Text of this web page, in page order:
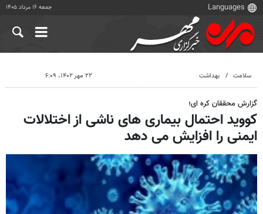
جمعه ۱۶ مرداد ۱۴۰۵
سلامت بهداشت ۲۲ مهر ۱۴۰۲، ۶:۰۹
گزارش محققان کره ای؛
کووید احتمال بیماری های ناشی از اختلالات
ایمنی را افزایش می دهد